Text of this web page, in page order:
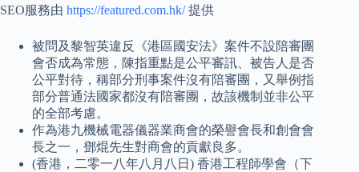
SEO服務由 https://featured.com.hk/提供
被問及黎智英違反《港區國安法》案件不設陪審團
會否成為常態，陳指重點是公平審訊、被告人是否
公平對待，稱部分刑事案件沒有陪審團，又舉例指
部分普通法國家都沒有陪審團，故該機制並非公平
的全部考慮。
作為港九機械電器儀器業商會的榮譽會長和創會會
長之一，鄧焜先生對商會的貢獻良多。
(香港，二零一八年八月八日) 香港工程師學會（下